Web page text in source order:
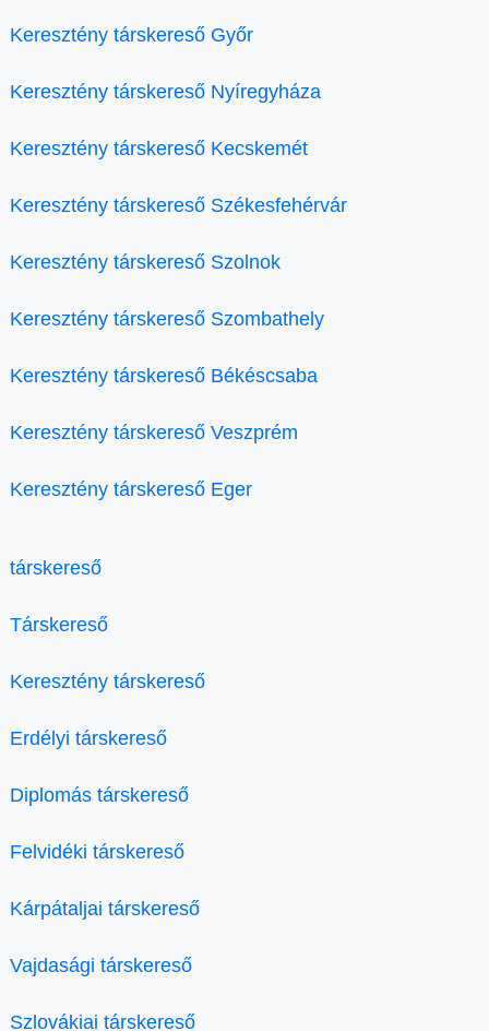
Keresztény társkereső Győr
Keresztény társkereső Nyíregyháza
Keresztény társkereső Kecskemét
Keresztény társkereső Székesfehérvár
Keresztény társkereső Szolnok
Keresztény társkereső Szombathely
Keresztény társkereső Békéscsaba
Keresztény társkereső Veszprém
Keresztény társkereső Eger
társkereső
Társkereső
Keresztény társkereső
Erdélyi társkereső
Diplomás társkereső
Felvidéki társkereső
Kárpátaljai társkereső
Vajdasági társkereső
Szlovákiai társkereső